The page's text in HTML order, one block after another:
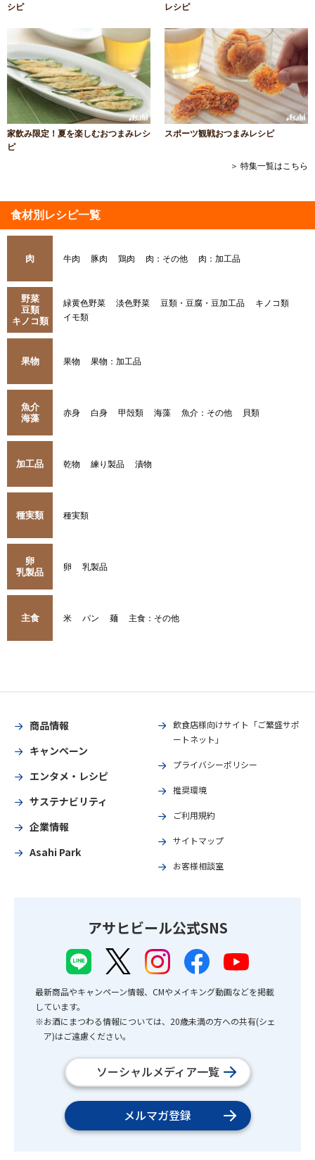
シピ
レシピ
家飲み限定！夏を楽しむおつまみレシ
ピ
スポーツ観戦おつまみレシピ
＞ 特集一覧はこちら
食材別レシピ一覧
肉 牛肉 豚肉 鶏肉 肉：その他 肉：加工品
野菜
豆類
キノコ類
緑黄色野菜 淡色野菜 豆類・豆腐・豆加工品
キノコ類
イモ類
果物 果物 果物：加工品
魚介
海藻
赤身 白身 甲殻類 海藻 魚介：その他 貝類
加工品 乾物 練り製品 漬物
種実類 種実類
卵
乳製品
卵 乳製品
主食 米 パン 麺 主食：その他
商品情報
キャンペーン
エンタメ・レシピ
サステナビリティ
企業情報
Asahi Park
飲食店様向けサイト「ご繁盛サポ
ートネット」
プライバシーポリシー
推奨環境
ご利用規約
サイトマップ
お客様相談室
アサヒビール公式SNS
最新商品やキャンペーン情報、CMやメイキング動画などを掲載
しています。
※お酒にまつわる情報については、20歳未満の方への共有(シェ
ア)はご遠慮ください。
ソーシャルメディア一覧
メルマガ登録